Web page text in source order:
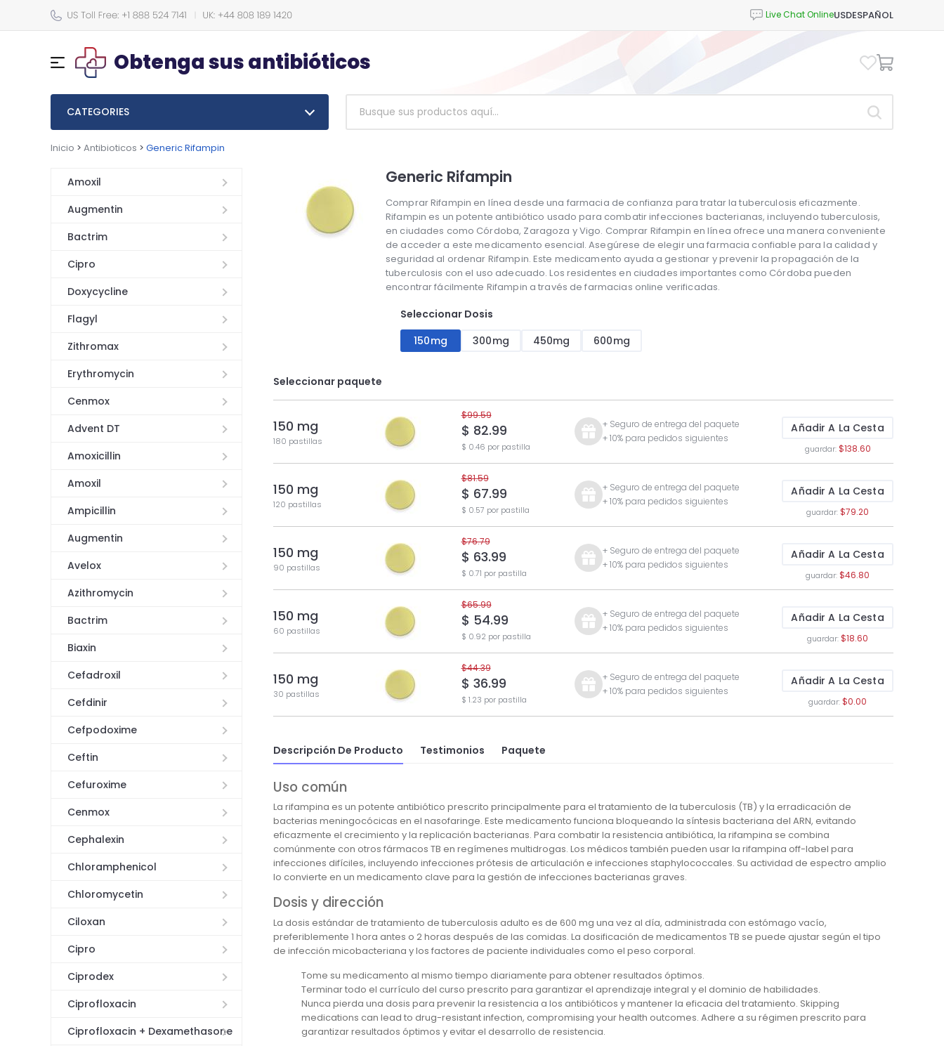
USDESPAÑOL
Obtenga sus antibióticos
CATEGORIES
Inicio > Antibioticos > Generic Rifampin
Amoxil
Augmentin
Bactrim
Cipro
Doxycycline
Flagyl
Zithromax
Erythromycin
Cenmox
Advent DT
Amoxicillin
Amoxil
Ampicillin
Augmentin
Avelox
Azithromycin
Bactrim
Biaxin
Cefadroxil
Cefdinir
Cefpodoxime
Ceftin
Cefuroxime
Cenmox
Cephalexin
Chloramphenicol
Chloromycetin
Ciloxan
Cipro
Ciprodex
Ciprofloxacin
Ciprofloxacin + Dexamethasone
Generic Rifampin
Comprar Rifampin en línea desde una farmacia de confianza para tratar la tuberculosis eficazmente.
Rifampin es un potente antibiótico usado para combatir infecciones bacterianas, incluyendo tuberculosis,
en ciudades como Córdoba, Zaragoza y Vigo. Comprar Rifampin en línea ofrece una manera conveniente
de acceder a este medicamento esencial. Asegúrese de elegir una farmacia confiable para la calidad y
seguridad al ordenar Rifampin. Este medicamento ayuda a gestionar y prevenir la propagación de la
tuberculosis con el uso adecuado. Los residentes en ciudades importantes como Córdoba pueden
encontrar fácilmente Rifampin a través de farmacias online verificadas.
Seleccionar Dosis
150mg
300mg 450mg 600mg
Seleccionar paquete
150 mg
180 pastillas
$99.59
$ 82.99
$ 0.46 por pastilla
+ Seguro de entrega del paquete
+ 10% para pedidos siguientes
Añadir A La Cesta
guardar:$138.60
150 mg
120 pastillas
$81.59
$ 67.99
$ 0.57 por pastilla
+ Seguro de entrega del paquete
+ 10% para pedidos siguientes
Añadir A La Cesta
guardar:$79.20
150 mg
90 pastillas
$76.79
$ 63.99
$ 0.71 por pastilla
+ Seguro de entrega del paquete
+ 10% para pedidos siguientes
Añadir A La Cesta
guardar:$46.80
150 mg
60 pastillas
$65.99
$ 54.99
$ 0.92 por pastilla
+ Seguro de entrega del paquete
+ 10% para pedidos siguientes
Añadir A La Cesta
guardar:$18.60
150 mg
30 pastillas
$44.39
$ 36.99
$ 1.23 por pastilla
+ Seguro de entrega del paquete
+ 10% para pedidos siguientes
Añadir A La Cesta
guardar:$0.00
Descripción De Producto Testimonios Paquete
Uso común
La rifampina es un potente antibiótico prescrito principalmente para el tratamiento de la tuberculosis (TB) y la erradicación de
bacterias meningocócicas en el nasofaringe. Este medicamento funciona bloqueando la síntesis bacteriana del ARN, evitando
eficazmente el crecimiento y la replicación bacterianas. Para combatir la resistencia antibiótica, la rifampina se combina
comúnmente con otros fármacos TB en regímenes multidrogas. Los médicos también pueden usar la rifampina off-label para
infecciones difíciles, incluyendo infecciones prótesis de articulación e infecciones staphylococcales. Su actividad de espectro amplio
lo convierte en un medicamento clave para la gestión de infecciones bacterianas graves.
Dosis y dirección
La dosis estándar de tratamiento de tuberculosis adulto es de 600 mg una vez al día, administrada con estómago vacío,
preferiblemente 1 hora antes o 2 horas después de las comidas. La dosificación de medicamentos TB se puede ajustar según el tipo
de infección micobacteriana y los factores de paciente individuales como el peso corporal.
Tome su medicamento al mismo tiempo diariamente para obtener resultados óptimos.
Terminar todo el currículo del curso prescrito para garantizar el aprendizaje integral y el dominio de habilidades.
Nunca pierda una dosis para prevenir la resistencia a los antibióticos y mantener la eficacia del tratamiento. Skipping
medications can lead to drug-resistant infection, compromising your health outcomes. Adhere a su régimen prescrito para
garantizar resultados óptimos y evitar el desarrollo de resistencia.